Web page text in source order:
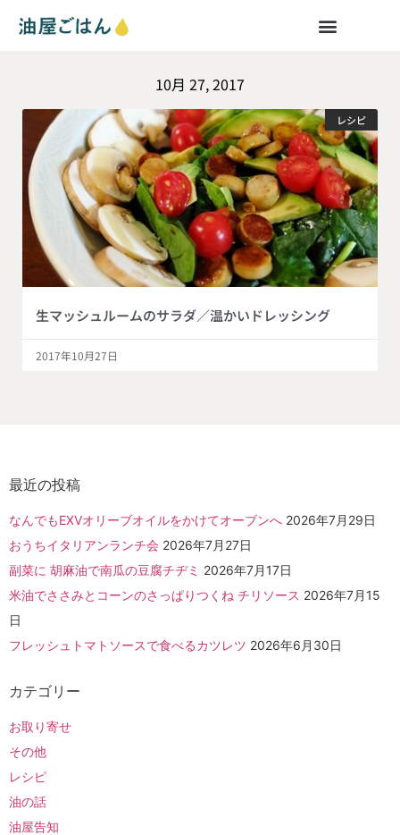
10月 27, 2017
レシピ
生マッシュルームのサラダ／温かいドレッシング
2017年10月27日
最近の投稿
なんでもEXVオリーブオイルをかけてオーブンへ 2026年7月29日
おうちイタリアンランチ会 2026年7月27日
副菜に 胡麻油で南瓜の豆腐チヂミ 2026年7月17日
米油でささみとコーンのさっぱりつくね チリソース 2026年7月15
日
フレッシュトマトソースで食べるカツレツ 2026年6月30日
カテゴリー
お取り寄せ
その他
レシピ
油の話
油屋告知